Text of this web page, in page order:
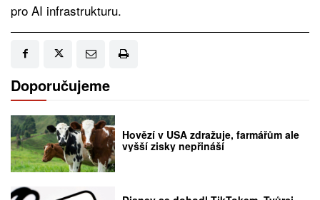
pro AI infrastrukturu.
Doporučujeme
Hovězí v USA zdražuje, farmářům ale
vyšší zisky nepřináší